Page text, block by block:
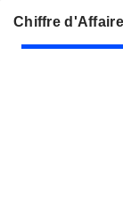
Chiffre